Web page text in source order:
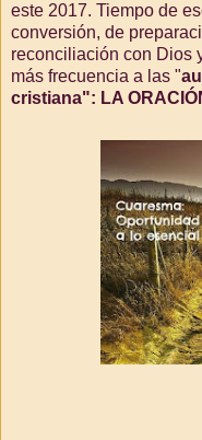
este 2017. Tiempo de
conversión, de
reconciliación con Dios
más frecuencia a las "
cristiana": LA